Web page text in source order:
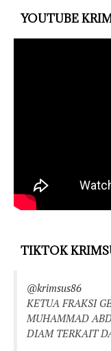
YOUTUBE
TIKTOK
@krimsus86
KETUA FRAKSI
MUHAMMAD
DIAM TERKAIT